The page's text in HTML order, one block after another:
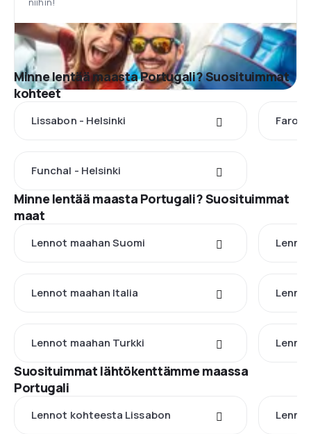
Minne lentää maasta Portugali? Suosituimmat
kohteet
Lissabon - Helsinki Faro -
Funchal - Helsinki
Minne lentää maasta Portugali? Suosituimmat
maat
Lennot maahan Suomi
Lennot maahan Italia
Lennot maahan Turkki
Suosituimmat lähtökenttämme maassa
Portugali
Lennot kohteesta Lissabon